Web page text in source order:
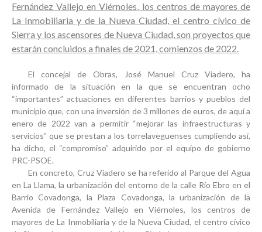
Fernández Vallejo en Viérnoles, los centros de mayores de
La Inmobiliaria y de la Nueva Ciudad, el centro cívico de
Sierra y los ascensores de Nueva Ciudad, son proyectos que
estarán concluidos a finales de 2021, comienzos de 2022.
El concejal de Obras, José Manuel Cruz Viadero, ha
informado de la situación en la que se encuentran ocho
“importantes” actuaciones en diferentes barrios y pueblos del
municipio que, con una inversión de 3 millones de euros, de aquí a
enero de 2022 van a permitir “mejorar las infraestructuras y
servicios” que se prestan a los torrelaveguenses cumpliendo así,
ha dicho, el “compromiso” adquirido por el equipo de gobierno
PRC-PSOE.
En concreto, Cruz Viadero se ha referido al Parque del Agua
en La Llama, la urbanización del entorno de la calle Río Ebro en el
Barrio Covadonga, la Plaza Covadonga, la urbanización de la
Avenida de Fernández Vallejo en Viérnoles, los centros de
mayores de La Inmobiliaria y de la Nueva Ciudad, el centro cívico